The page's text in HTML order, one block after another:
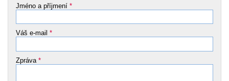
Jméno a příjmení *
Váš e-mail *
Zpráva *